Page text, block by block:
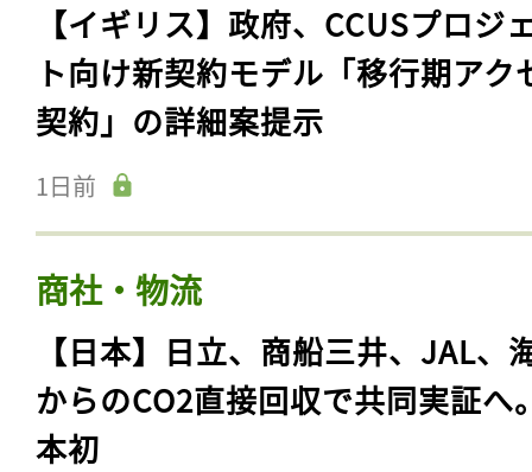
【イギリス】政府、CCUSプロジ
ト向け新契約モデル「移行期アク
契約」の詳細案提示
1日前
商社・物流
【日本】日立、商船三井、JAL、
からのCO2直接回収で共同実証へ
本初